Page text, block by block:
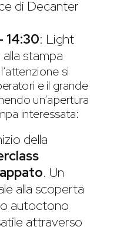
di Decanter
14:30: Light
stampa
si
e il grande
un’apertura
interessata:
della
. Un
alla scoperta
autoctono
attraverso